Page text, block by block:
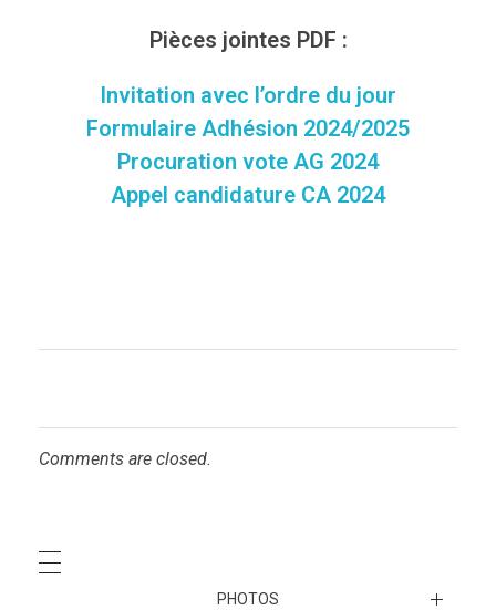
Pièces jointes PDF :
Invitation avec l’ordre du jour
Formulaire Adhésion 2024/2025
Procuration vote AG 2024
Appel candidature CA 2024
Comments are closed.
PHOTOS